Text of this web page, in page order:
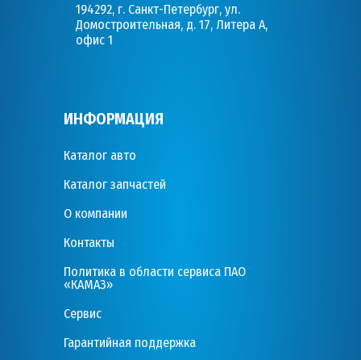
194292, г. Санкт-Петербург, ул.
Домостроительная, д. 17, Литера А,
офис 1
ИНФОРМАЦИЯ
Каталог авто
Каталог запчастей
О компании
Контакты
Политика в области сервиса ПАО
«КАМАЗ»
Сервис
Гарантийная поддержка